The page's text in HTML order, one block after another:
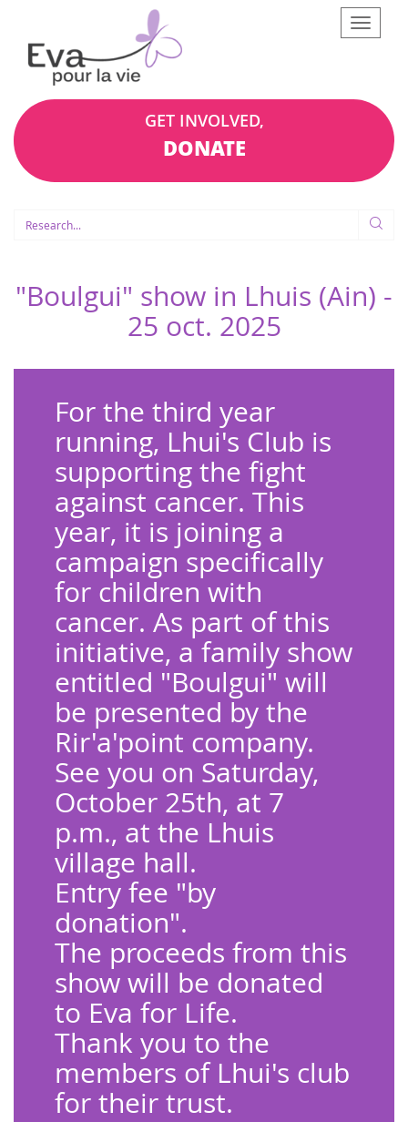
Afficher
le
GET INVOLVED,
DONATE
"Boulgui" show in Lhuis (Ain) -
25 oct. 2025
For the third year
running, Lhui's Club is
supporting the fight
against cancer. This
year, it is joining a
campaign specifically
for children with
cancer. As part of this
initiative, a family show
entitled "Boulgui" will
be presented by the
Rir'a'point company.
See you on Saturday,
October 25th, at 7
p.m., at the Lhuis
village hall.
Entry fee "by
donation".
The proceeds from this
show will be donated
to Eva for Life.
Thank you to the
members of Lhui's club
for their trust.